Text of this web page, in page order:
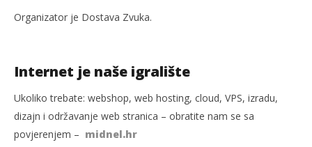
Organizator je Dostava Zvuka.
Internet je naše igralište
Ukoliko trebate: webshop, web hosting, cloud, VPS, izradu,
dizajn i održavanje web stranica – obratite nam se sa
povjerenjem – midnel.hr